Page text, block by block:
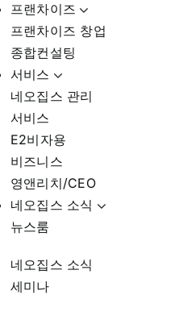
프랜차이즈
프랜차이즈 창업
종합컨설팅
서비스
네오집스 관리
서비스
E2비자용
비즈니스
영앤리치/CEO
네오집스 소식
뉴스룸
네오집스 소식
세미나